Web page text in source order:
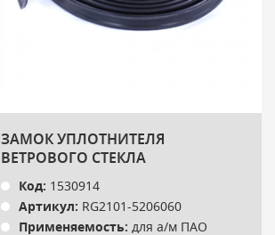
ЗАМОК УПЛОТНИТЕЛЯ
ВЕТРОВОГО СТЕКЛА
Код: 1530914
Артикул: RG2101-5206060
Применяемость: для а/м ПАО